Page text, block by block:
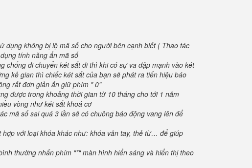
dụng không bị lộ mã số cho người bên cạnh biết ( Thao tác
tính năng ẩn mã số
chống di chuyển két sắt đi thì khi có sự va đập mạnh vào két
kẻ gian thì chiếc két sắt của bạn sẽ phát ra tiến hiệu báo
rất đơn giản ấn giữ phím " 0"
được trong khoảng thời gian từ 10 tháng cho tới 1 năm
vòng như két sắt khoá cơ
mã số sai quá 3 lần sẽ có chuông báo động vang lên để
với loại khóa khác như: khóa vân tay, thẻ từ… để giúp
thường nhấn phím "*" màn hình hiển sáng và hiển thị theo